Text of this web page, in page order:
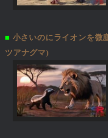
■ 小さいのにライオンを微
ツアナグマ)